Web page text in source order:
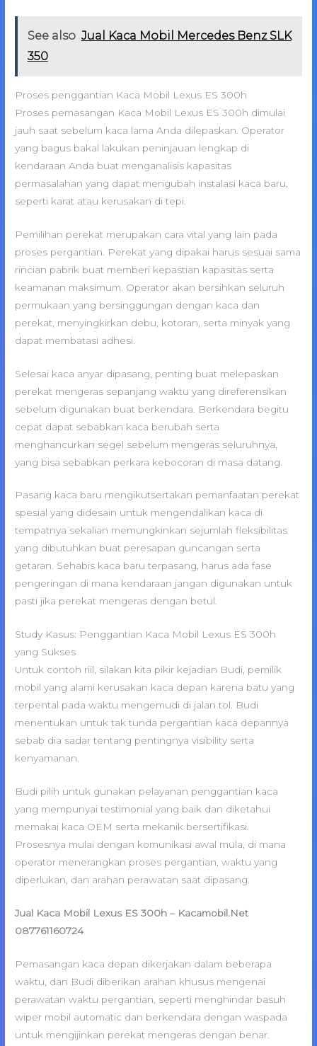
See also Jual Kaca Mobil Mercedes Benz SLK
350
Proses penggantian Kaca Mobil Lexus ES 300h
Proses pemasangan Kaca Mobil Lexus ES 300h dimulai
jauh saat sebelum kaca lama Anda dilepaskan. Operator
yang bagus bakal lakukan peninjauan lengkap di
kendaraan Anda buat menganalisis kapasitas
permasalahan yang dapat mengubah instalasi kaca baru,
seperti karat atau kerusakan di tepi.
Pemilihan perekat merupakan cara vital yang lain pada
proses pergantian. Perekat yang dipakai harus sesuai sama
rincian pabrik buat memberi kepastian kapasitas serta
keamanan maksimum. Operator akan bersihkan seluruh
permukaan yang bersinggungan dengan kaca dan
perekat, menyingkirkan debu, kotoran, serta minyak yang
dapat membatasi adhesi.
Selesai kaca anyar dipasang, penting buat melepaskan
perekat mengeras sepanjang waktu yang direferensikan
sebelum digunakan buat berkendara. Berkendara begitu
cepat dapat sebabkan kaca berubah serta
menghancurkan segel sebelum mengeras seluruhnya,
yang bisa sebabkan perkara kebocoran di masa datang.
Pasang kaca baru mengikutsertakan pemanfaatan perekat
spesial yang didesain untuk mengendalikan kaca di
tempatnya sekalian memungkinkan sejumlah fleksibilitas
yang dibutuhkan buat peresapan guncangan serta
getaran. Sehabis kaca baru terpasang, harus ada fase
pengeringan di mana kendaraan jangan digunakan untuk
pasti jika perekat mengeras dengan betul.
Study Kasus: Penggantian Kaca Mobil Lexus ES 300h
yang Sukses
Untuk contoh riil, silakan kita pikir kejadian Budi, pemilik
mobil yang alami kerusakan kaca depan karena batu yang
terpental pada waktu mengemudi di jalan tol. Budi
menentukan untuk tak tunda pergantian kaca depannya
sebab dia sadar tentang pentingnya visibility serta
kenyamanan.
Budi pilih untuk gunakan pelayanan penggantian kaca
yang mempunyai testimonial yang baik dan diketahui
memakai kaca OEM serta mekanik bersertifikasi.
Prosesnya mulai dengan komunikasi awal mula, di mana
operator menerangkan proses pergantian, waktu yang
diperlukan, dan arahan perawatan saat dipasang.
Jual Kaca Mobil Lexus ES 300h – Kacamobil.Net
087761160724
Pemasangan kaca depan dikerjakan dalam beberapa
waktu, dan Budi diberikan arahan khusus mengenai
perawatan waktu pergantian, seperti menghindar basuh
wiper mobil automatic dan berkendara dengan waspada
untuk mengijinkan perekat mengeras dengan benar.